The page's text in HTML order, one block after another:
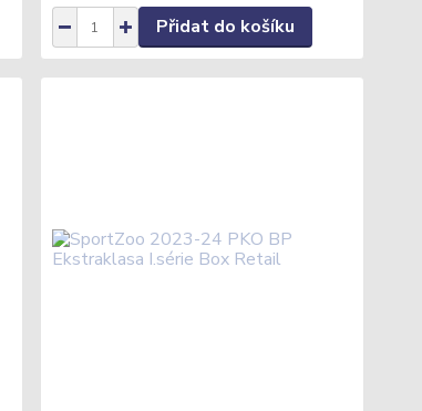
Přidat do košíku